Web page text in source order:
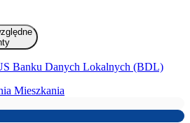
Banku Danych Lokalnych (BDL)
Mieszkania